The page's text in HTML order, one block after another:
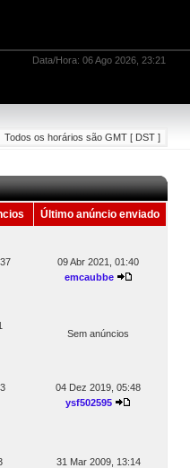
Data/Hora: 06 Ago 2026, 23:21
Todos os horários são GMT [ DST ]
Último anúncio enviado
09 Abr 2021, 01:40
emcaubbe
Sem anúncios
04 Dez 2019, 05:48
ysf502595
31 Mar 2009, 13:14